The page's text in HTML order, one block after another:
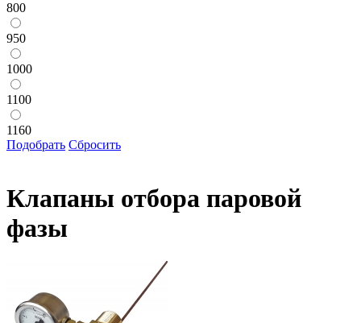
800
950
1000
1100
1160
Подобрать Сбросить
Клапаны отбора паровой
фазы